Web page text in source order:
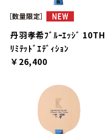
丹羽孝希ﾌﾞﾙｰｴｯｼﾞ 10TH
ﾘﾐﾃｯﾄﾞｴﾃﾞｨｼｮﾝ
￥26,400